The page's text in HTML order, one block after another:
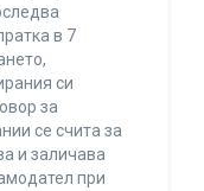
в 7
си
за
се счита за
и заличава
при